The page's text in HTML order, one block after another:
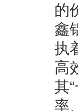
的
鑫
执
高
其
率